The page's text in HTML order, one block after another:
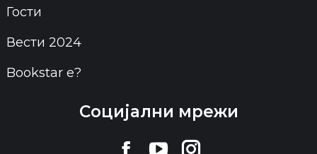
Гости
Вести 2024
Bookstar е?
Социјални мрежи